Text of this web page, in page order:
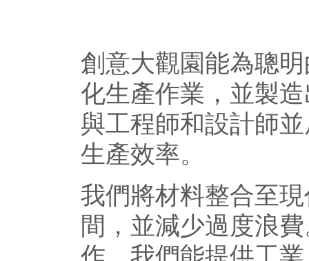
創意大觀園能為聰
化生產作業，並製
與工程師和設計師
生產效率。
我們將材料整合至
間，並減少過度浪